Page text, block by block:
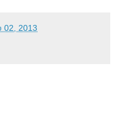
02, 2013